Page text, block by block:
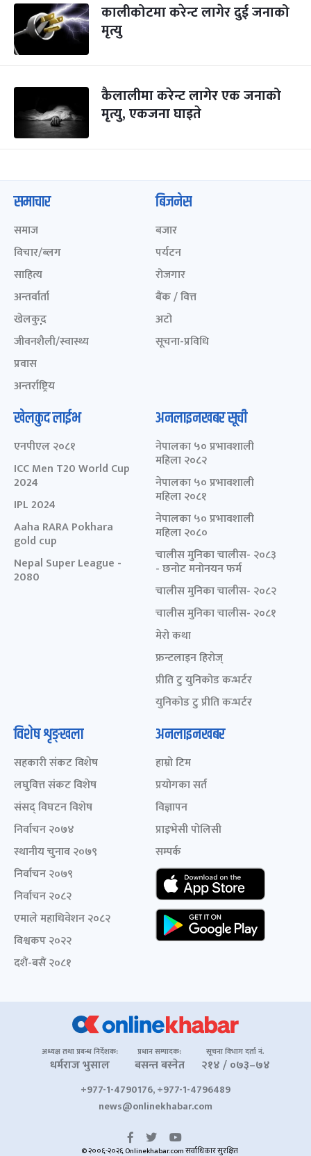
कालीकोटमा करेन्ट लागेर दुई जनाको
मृत्यु
कैलालीमा करेन्ट लागेर एक जनाको
मृत्यु, एकजना घाइते
समाचार
समाज
विचार/ब्लग
साहित्य
अन्तर्वार्ता
खेलकुद़़
जीवनशैली/स्वास्थ्य
प्रवास
अन्तर्राष्ट्रिय
बिजनेस
बजार
पर्यटन
रोजगार
बैंक / वित्त
अटो
सूचना-प्रविधि
खेलकुद लाईभ
एनपीएल २०८१
ICC Men T20 World Cup
2024
IPL 2024
Aaha RARA Pokhara
gold cup
Nepal Super League -
2080
अनलाइनखबर सूची
नेपालका ५० प्रभावशाली
महिला २०८२
नेपालका ५० प्रभावशाली
महिला २०८१
नेपालका ५० प्रभावशाली
महिला २०८०
चालीस मुनिका चालीस- २०८३
- छनोट मनोनयन फर्म
चालीस मुनिका चालीस- २०८२
चालीस मुनिका चालीस- २०८१
मेरो कथा
फ्रन्टलाइन हिरोज्
प्रीति टु युनिकोड कन्भर्टर
युनिकोड टु प्रीति कन्भर्टर
विशेष शृङ्खला
सहकारी संकट विशेष
लघुवित्त संकट विशेष
संसद् विघटन विशेष
निर्वाचन २०७४
स्थानीय चुनाव २०७९
निर्वाचन २०७९
निर्वाचन २०८२
एमाले महाधिवेशन २०८२
विश्वकप २०२२
दशैं-बसैं २०८१
अनलाइनखबर
हाम्रो टिम
प्रयोगका सर्त
विज्ञापन
प्राइभेसी पोलिसी
सम्पर्क
अध्यक्ष तथा प्रबन्ध निर्देशक:
धर्मराज भुसाल
प्रधान सम्पादक:
बसन्त बस्नेत
सूचना विभाग दर्ता नं.
२१४ / ०७३–७४
+977-1-4790176, +977-1-4796489
news@onlinekhabar.com
© २००६-२०२६ Onlinekhabar.com सर्वाधिकार सुरक्षित